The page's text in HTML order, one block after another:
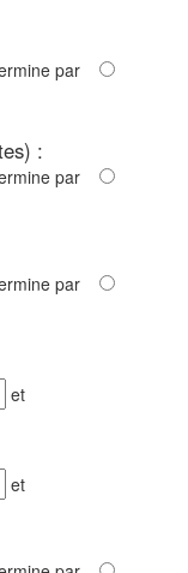
par
:
par
par
et
et